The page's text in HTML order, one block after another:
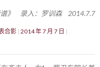
谱》 录入：罗训森 2014.7.7
合影 2014 年 7 月 7 日